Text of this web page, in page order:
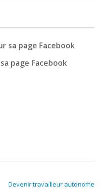
sa page Facebook
page Facebook
Devenir travailleur autonome